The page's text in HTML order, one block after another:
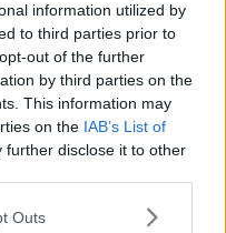
information utilized by
to third parties prior to
out of the further
by third parties on the
This information may
on the IAB’s List of
further disclose it to other
one or more Google
Outs
per il primo Natale del
continua a leggere